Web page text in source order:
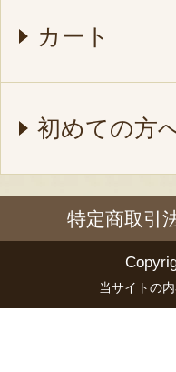
カート
初めての方
特定商取引
当サイトの